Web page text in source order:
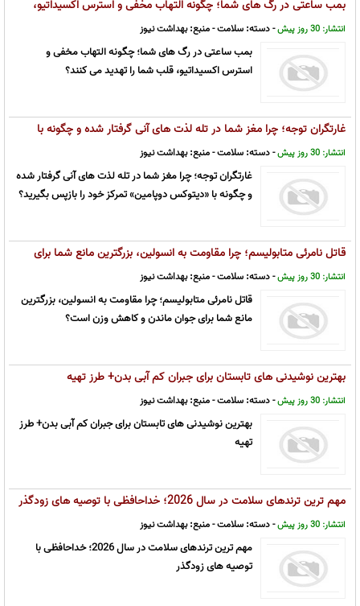
بمب ساعتی در رگ های شما؛ چگونه التهاب مخفی و استرس اکسیداتیو،
قلب شما را تهدید می کنند؟
انتشار: 30 روز پیش - دسته: سلامت- منبع:بهداشت نیوز
بمب ساعتی در رگ های شما؛ چگونه التهاب مخفی و
استرس اکسیداتیو، قلب شما را تهدید می کنند؟
غارتگران توجه؛ چرا مغز شما در تله لذت های آنی گرفتار شده و چگونه با
«دیتوکس دوپامین» تمرکز خود را بازپس بگیرید؟
انتشار: 30 روز پیش - دسته: سلامت- منبع:بهداشت نیوز
غارتگران توجه؛ چرا مغز شما در تله لذت های آنی گرفتار شده
و چگونه با «دیتوکس دوپامین» تمرکز خود را بازپس بگیرید؟
قاتل نامرئی متابولیسم؛ چرا مقاومت به انسولین، بزرگترین مانع شما برای
جوان ماندن و کاهش وزن است؟
انتشار: 30 روز پیش - دسته: سلامت- منبع:بهداشت نیوز
قاتل نامرئی متابولیسم؛ چرا مقاومت به انسولین، بزرگترین
مانع شما برای جوان ماندن و کاهش وزن است؟
بهترین نوشیدنی های تابستان برای جبران کم آبی بدن+ طرز تهیه
انتشار: 30 روز پیش - دسته: سلامت- منبع:بهداشت نیوز
بهترین نوشیدنی های تابستان برای جبران کم آبی بدن+ طرز
تهیه
مهم ترین ترندهای سلامت در سال 2026؛ خداحافظی با توصیه های زودگذر
انتشار: 30 روز پیش - دسته: سلامت- منبع:بهداشت نیوز
مهم ترین ترندهای سلامت در سال 2026؛ خداحافظی با
توصیه های زودگذر